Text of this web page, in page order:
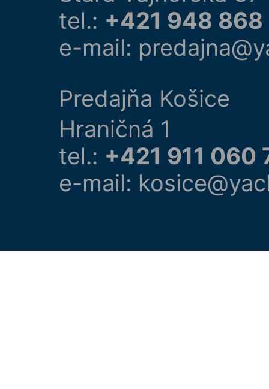
tel.: +421 948
e-mail:
Predajňa Košice
Hraničná 1
tel.: +421 911 060
e-mail: